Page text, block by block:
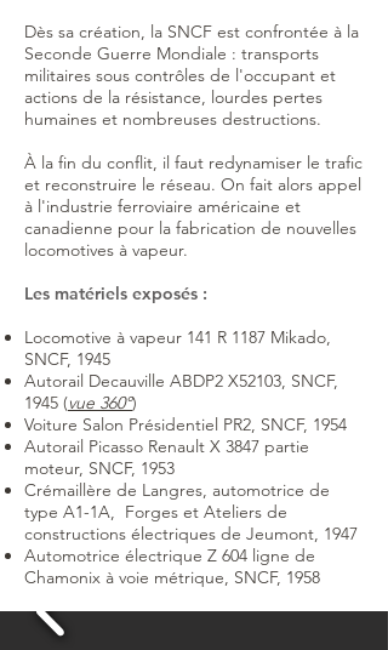
Dès sa création, la SNCF est confrontée à la
Seconde Guerre Mondiale : transports
militaires sous contrôles de l'occupant et
actions de la résistance, lourdes pertes
humaines et nombreuses destructions.
À la fin du conflit, il faut redynamiser le trafic
et reconstruire le réseau. On fait alors appel
à l'industrie ferroviaire américaine et
canadienne pour la fabrication de nouvelles
locomotives à vapeur.
Les matériels exposés :
Locomotive à vapeur 141 R 1187 Mikado,
SNCF, 1945
Autorail Decauville ABDP2 X52103, SNCF,
1945 (vue 360°)
Voiture Salon Présidentiel PR2, SNCF, 1954
Autorail Picasso Renault X 3847 partie
moteur, SNCF, 1953
Crémaillère de Langres, automotrice de
type A1-1A, Forges et Ateliers de
constructions électriques de Jeumont, 1947
Automotrice électrique Z 604 ligne de
Chamonix à voie métrique, SNCF, 1958